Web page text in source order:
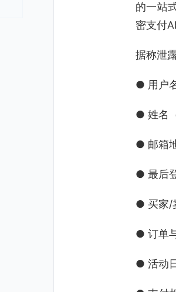
的一站
密支付
据称泄
● 用户
● 姓名
● 邮箱
● 最后
● 买家/
● 订单
● 活动